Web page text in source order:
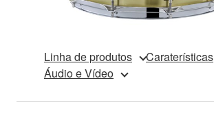
Linha de produtos
Caraterísticas
Áudio e Vídeo